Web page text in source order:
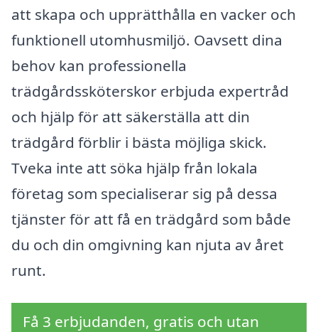
att skapa och upprätthålla en vacker och
funktionell utomhusmiljö. Oavsett dina
behov kan professionella
trädgårdssköterskor erbjuda expertråd
och hjälp för att säkerställa att din
trädgård förblir i bästa möjliga skick.
Tveka inte att söka hjälp från lokala
företag som specialiserar sig på dessa
tjänster för att få en trädgård som både
du och din omgivning kan njuta av året
runt.
Få 3 erbjudanden, gratis och utan